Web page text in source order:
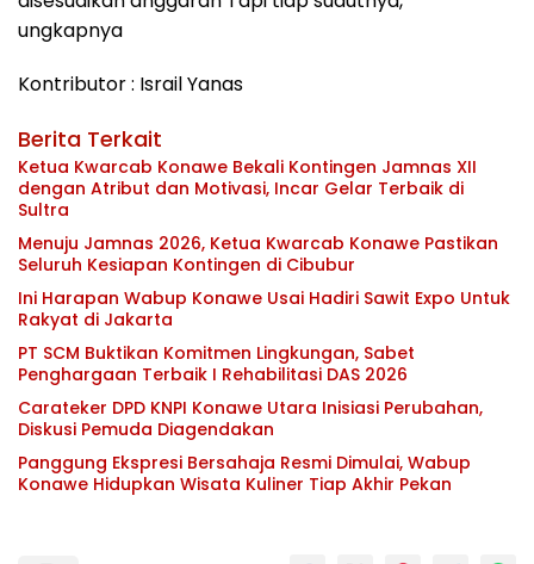
ungkapnya
Kontributor : Israil Yanas
Berita Terkait
Ketua Kwarcab Konawe Bekali Kontingen Jamnas XII
dengan Atribut dan Motivasi, Incar Gelar Terbaik di
Sultra
Menuju Jamnas 2026, Ketua Kwarcab Konawe Pastikan
Seluruh Kesiapan Kontingen di Cibubur
Ini Harapan Wabup Konawe Usai Hadiri Sawit Expo Untuk
Rakyat di Jakarta
PT SCM Buktikan Komitmen Lingkungan, Sabet
Penghargaan Terbaik I Rehabilitasi DAS 2026
Carateker DPD KNPI Konawe Utara Inisiasi Perubahan,
Diskusi Pemuda Diagendakan
Panggung Ekspresi Bersahaja Resmi Dimulai, Wabup
Konawe Hidupkan Wisata Kuliner Tiap Akhir Pekan